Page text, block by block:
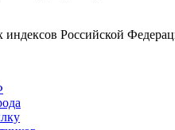
индексов Российской